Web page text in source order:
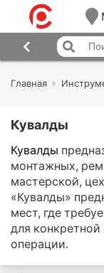
Главная
Кувалды
Кувалды
монтажных,
мастерской,
«Кувалды»
мест, где
для
операции.